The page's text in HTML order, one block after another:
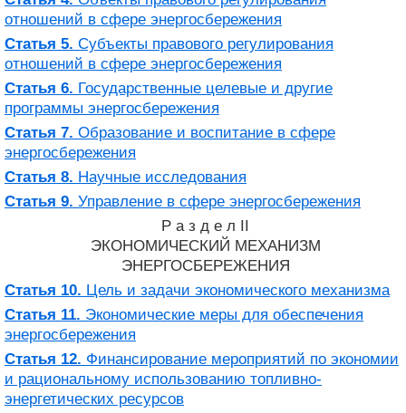
отношений в сфере энергосбережения
Статья 5. Субъекты правового регулирования
отношений в сфере энергосбережения
Статья 6. Государственные целевые и другие
программы энергосбережения
Статья 7. Образование и воспитание в сфере
энергосбережения
Статья 8. Научные исследования
Статья 9. Управление в сфере энергосбережения
Р а з д е л II
ЭКОНОМИЧЕСКИЙ МЕХАНИЗМ
ЭНЕРГОСБЕРЕЖЕНИЯ
Статья 10. Цель и задачи экономического механизма
Статья 11. Экономические меры для обеспечения
энергосбережения
Статья 12. Финансирование мероприятий по экономии
и рациональному использованию топливно-
энергетических ресурсов